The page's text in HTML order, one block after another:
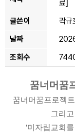
료]
글쓴이
곽규
날짜
조회수
꿈너머꿈
꿈너머꿈프로젝
그리
'미자립교회